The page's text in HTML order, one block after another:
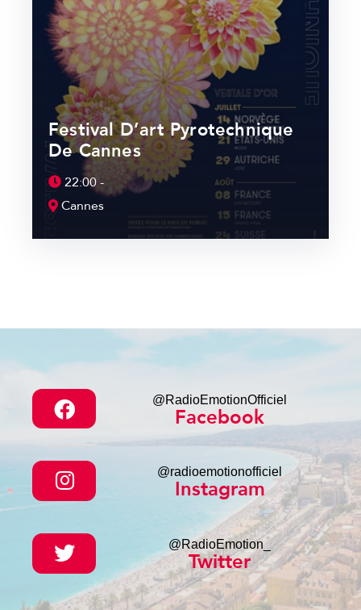
Festival D’art Pyrotechnique
De Cannes
22:00 -
Cannes
@RadioEmotionOfficiel
Facebook
@radioemotionofficiel
Instagram
@RadioEmotion_
Twitter